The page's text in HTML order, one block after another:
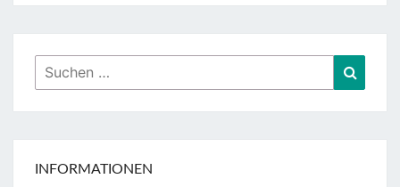
Suchen
nach:
INFORMATIONEN